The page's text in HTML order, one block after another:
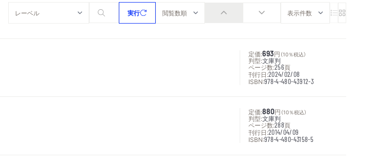
実行
定価:693円 （10％税込）
判型:文庫判
ページ数:256頁
刊行日:2024/02/08
ISBN:978-4-480-43912-3
定価:880円 （10％税込）
判型:文庫判
ページ数:288頁
刊行日:2014/04/09
ISBN:978-4-480-43158-5